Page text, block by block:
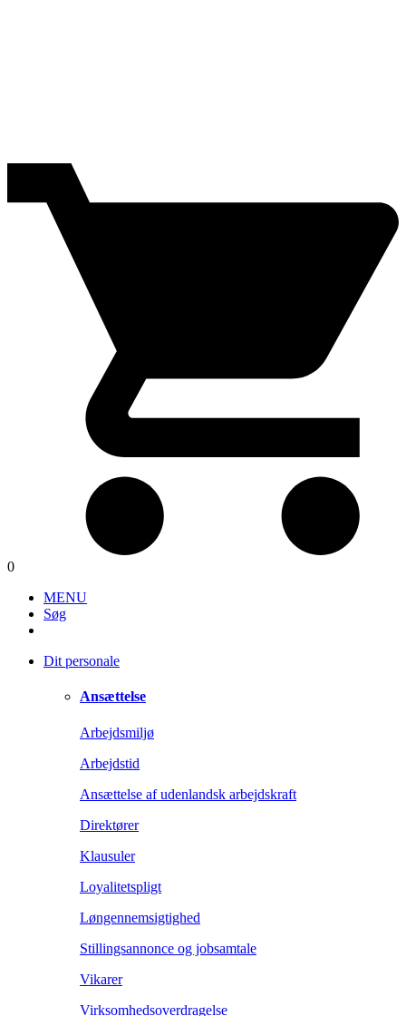
0
MENU
Søg
Dit personale
Ansættelse
Arbejdsmiljø
Arbejdstid
Ansættelse af udenlandsk arbejdskraft
Direktører
Klausuler
Loyalitetspligt
Løngennemsigtighed
Stillingsannonce og jobsamtale
Vikarer
Virksomhedsoverdragelse